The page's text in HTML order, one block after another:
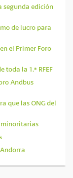
segunda edición
de lucro para
el Primer Foro
toda la 1.ª RFEF
Andbus
que las ONG del
minoritarias